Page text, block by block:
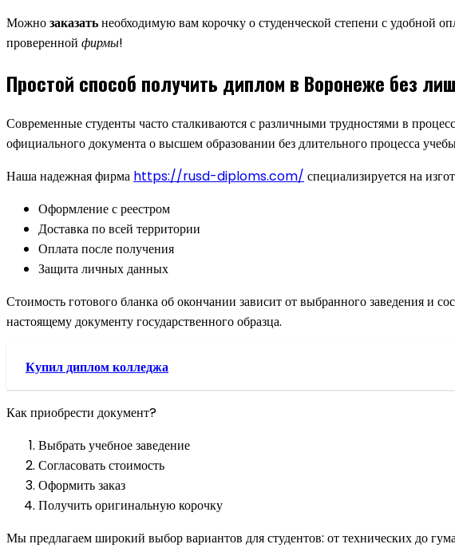
Можнозаказатьнеобходимую вам корочку о студенческой степени с удобной
проверенной фирмы!
Простой способ получить диплом в Воронеже без
Современные студенты часто сталкиваются с различными трудностями в
официального документа о высшем образовании без длительного процесса
Наша надежная фирма https://rusd-diploms.com/ специализируется на
Оформление с реестром
Доставка по всей территории
Оплата после получения
Защита личных данных
Стоимость готового бланка об окончании зависит от выбранного заведения и
настоящему документу государственного образца.
Купил диплом колледжа
Как приобрести документ?
Выбрать учебное заведение
Согласовать стоимость
Оформить заказ
Получить оригинальную корочку
Мы предлагаем широкий выбор вариантов для студентов: от технических до